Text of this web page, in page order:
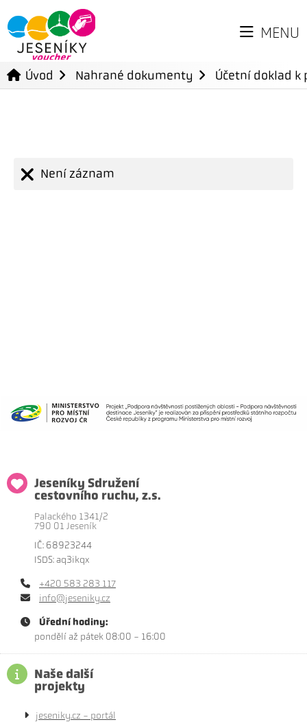
MENU
Úvod Nahrané dokumenty Účetní doklad
Není záznam
Jeseníky Sdružení
cestovního ruchu, z.s.
Palackého 1341/2
790 01 Jeseník
IČ: 68923244
ISDS: aq3ikqx
+420 583 283 117
info@jeseniky.cz
Úřední hodiny:
pondělí až pátek 08:00 - 16:00
Naše další
projekty
jeseniky.cz - portál